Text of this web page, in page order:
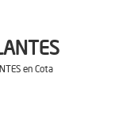
en Cota